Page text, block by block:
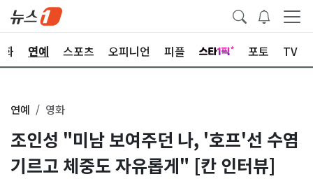
화 연예 스포츠 오피니언 피플 포토 TV
연예 영화
조인성 "미남 보여주던 나, '호프'선 수염
기르고 체중도 자유롭게" [칸 인터뷰]